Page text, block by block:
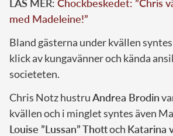
LÄS MER: Chockbeskedet: ”Chris
med Madeleine!”
Bland gästerna under kvällen
klick av kungavänner och kända
societeten.
Chris Notz hustruAndrea Brodin
kvällen och i minglet syntes även
Louise ”Lussan” Thottoch Katarina